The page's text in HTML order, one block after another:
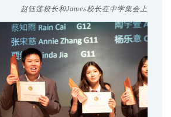
赵钰莲校长和James校长在中学集会上